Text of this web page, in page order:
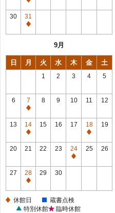
休
館
日
30
31
休
9月
日 月 火 水 木 金 土
1 2 3 4 5
6
7
休
館
日
8 9 10 11 12
13
14
休
館
15 16 17
18
休
館
19
20 21 22 23
24
休
25 26
27
28
休
日
29 30
休館日
蔵書点検
特別休館
臨時休館